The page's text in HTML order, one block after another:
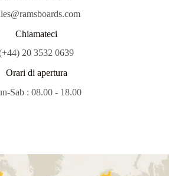
Chiamateci
20 3532 0639
Orari di apertura
Sab : 08.00 - 18.00